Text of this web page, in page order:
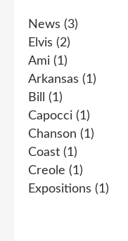
News (3)
Elvis (2)
Ami (1)
Arkansas (1)
Bill
(1)
Capocci (1)
Chanson (1)
Coast (1)
Creole (1)
Expositions (1)